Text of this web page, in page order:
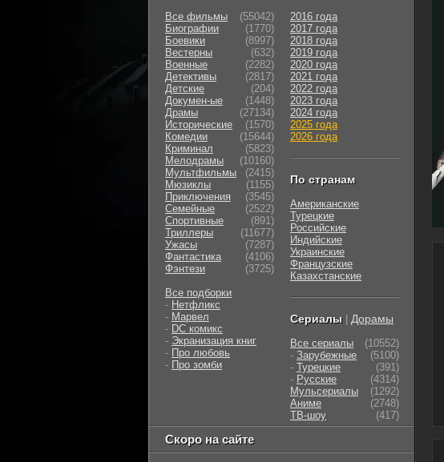
Все фильмы
(55042)
Биографии
(1770)
Боевики
(8997)
Вестерны
(632)
Военные
(2282)
Детективы
(2817)
Детские
(204)
Докумен-ые
(1448)
Драмы
(27134)
Исторические
(1570)
Комедии
(15644)
Криминал
(5823)
Мелодрамы
(10160)
Мультфильмы
(2415)
Мюзиклы
(1155)
Приключения
(3545)
Семейные
(2522)
Cпортивные
(891)
Триллеры
(11677)
Ужасы
(7287)
Фантастика
(4106)
Фэнтези
(3725)
Все подборки
- Нетфликс
- Марвел
- DC комикс
- Экранизация книг
- Про любовь
- Про зомби
2016 года
2017 года
2018 года
2019 года
2020 года
2021 года
2022 года
2023 года
2024 года
2025 года
2026 года
По странам
Американские
Турецкие
Российские
Индийские
Украинские
Французские
Казахстанские
Сериалы Дорамы
Все сериалы
(10552)
- Зарубежные
(5100)
- Турецкие
(391)
- Русские
(4314)
Мульсериалы
(1292)
Аниме
(2748)
ТВ-шоу
(417)
Скоро на сайте